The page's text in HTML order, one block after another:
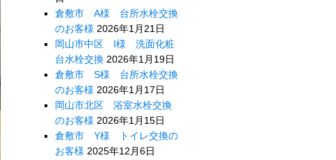
倉敷市 A様 台所水栓交換
のお客様 2026年1月21日
岡山市中区 I様 洗面化粧
台水栓交換 2026年1月19日
倉敷市 S様 台所水栓交換
のお客様 2026年1月17日
岡山市北区 浴室水栓交換
のお客様 2026年1月15日
倉敷市 Y様 トイレ交換の
お客様 2025年12月6日